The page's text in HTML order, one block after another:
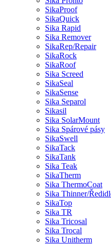
SikaProof
SikaQuick
Sika Rapid
Sika Remover
SikaRep/Repair
SikaRock
SikaRoof
Sika Screed
SikaSeal
SikaSense
Sika Separol
Sikasil
Sika SolarMount
Sika Spárové pásy
SikaSwell
SikaTack
SikaTank
Sika Teak
SikaTherm
Sika ThermoCoat
Sika Thinner/
SikaTop
Sika TR
Sika Tricosal
Sika Trocal
Sika Unitherm